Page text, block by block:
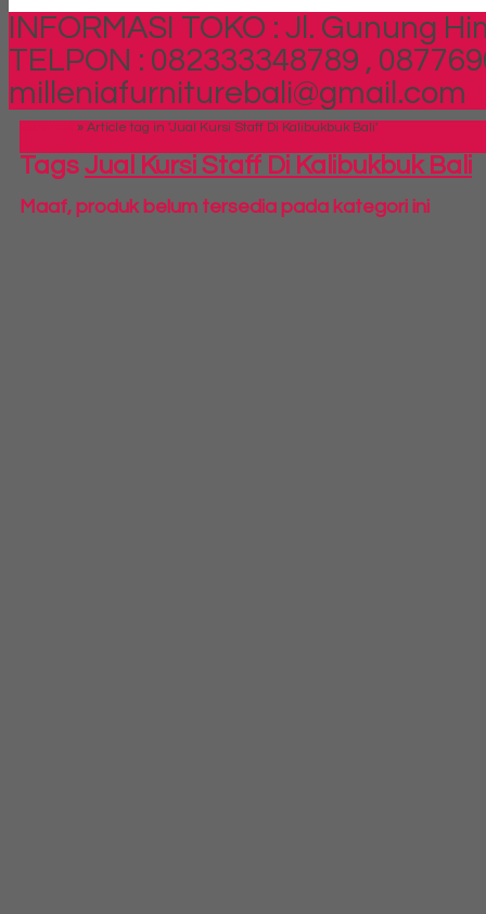
INFORMASI TOKO : Jl. Gunung
TELPON : 082333348789 ,
milleniafurniturebali@gmail.com
» Article tag in 'Jual Kursi Staff Di Kalibukbuk Bali'
Tags Jual Kursi Staff Di Kalibukbuk Bali
Maaf, produk belum tersedia pada kategori ini